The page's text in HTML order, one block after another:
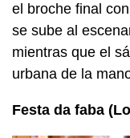
el broche final
se sube al
mientras que el
urbana de la
Festa da faba